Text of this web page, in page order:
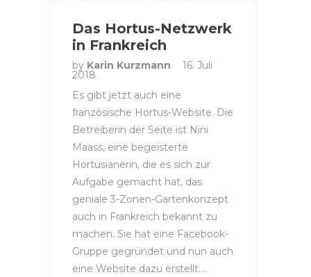
Das Hortus-Netzwerk
in Frankreich
by Karin Kurzmann 16. Juli
2018
Es gibt jetzt auch eine
französische Hortus-Website. Die
Betreiberin der Seite ist Nini
Maass, eine begeisterte
Hortusianerin, die es sich zur
Aufgabe gemacht hat, das
geniale 3-Zonen-Gartenkonzept
auch in Frankreich bekannt zu
machen. Sie hat eine Facebook-
Gruppe gegründet und nun auch
eine Website dazu erstellt….